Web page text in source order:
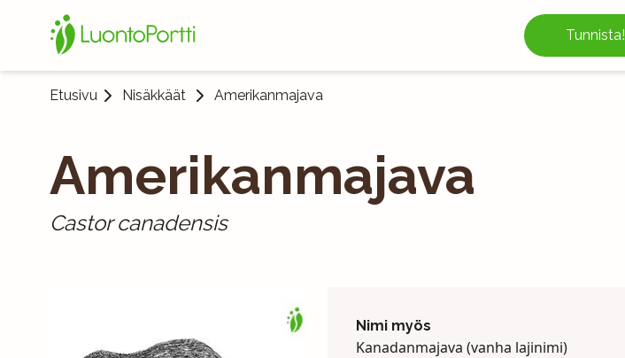
Tunnista!
Etusivu Nisäkkäät Amerikanmajava
Amerikanmajava
Castor canadensis
Nimi myös
Kanadanmajava (vanha lajinimi)